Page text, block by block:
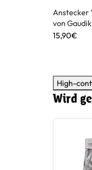
Anstecker
von
15,90€
High-
Wird